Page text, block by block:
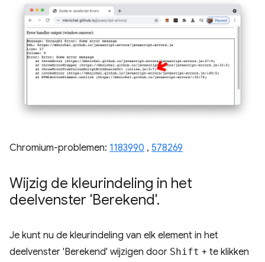
Chromium-problemen: 1183990 , 578269
Wijzig de kleurindeling in het
deelvenster 'Berekend'.
Je kunt nu de kleurindeling van elk element in het
deelvenster 'Berekend' wijzigen door Shift + te klikken